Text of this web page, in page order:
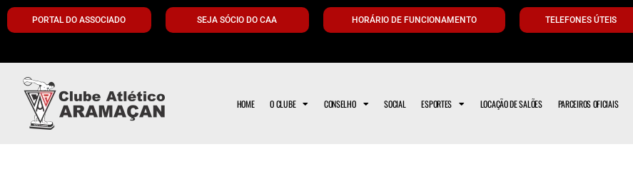
PORTAL DO ASSOCIADO SEJA SÓCIO DO CAA HORÁRIO DE FUNCIONAMENTO TELEFONES ÚTEIS
HOME O CLUBE CONSELHO SOCIAL ESPORTES LOCAÇÃO DE SALÕES PARCEIROS OFICIAIS